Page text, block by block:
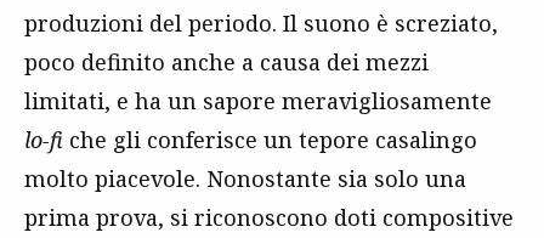
produzioni del periodo. Il suono è screziato,
poco definito anche a causa dei mezzi
limitati, e ha un sapore meravigliosamente
lo-fi che gli conferisce un tepore casalingo
molto piacevole. Nonostante sia solo una
prima prova, si riconoscono doti compositive